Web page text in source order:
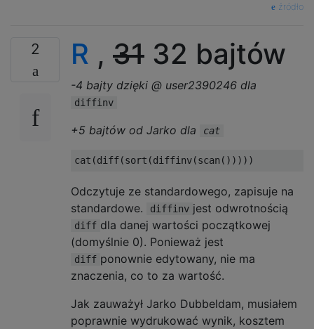
źródło
2 R , 31 32 bajtów
-4 bajty dzięki @ user2390246 dla
diffinv
+5 bajtów od Jarko dla cat
cat (diff(sort (diffinv(scan ()))))
Odczytuje ze standardowego, zapisuje na
standardowe.
diffinv jest odwrotnością
diff dla danej wartości początkowej
(domyślnie 0). Ponieważ jest
diff ponownie edytowany, nie ma
znaczenia, co to za wartość.
Jak zauważył Jarko Dubbeldam, musiałem
poprawnie wydrukować wynik, kosztem